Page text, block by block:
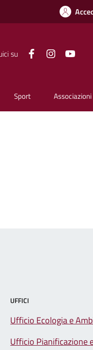
su Facebook Instagram
Sport Associazioni
UFFICI
Ufficio Ecologia e
Ufficio Pianificazione